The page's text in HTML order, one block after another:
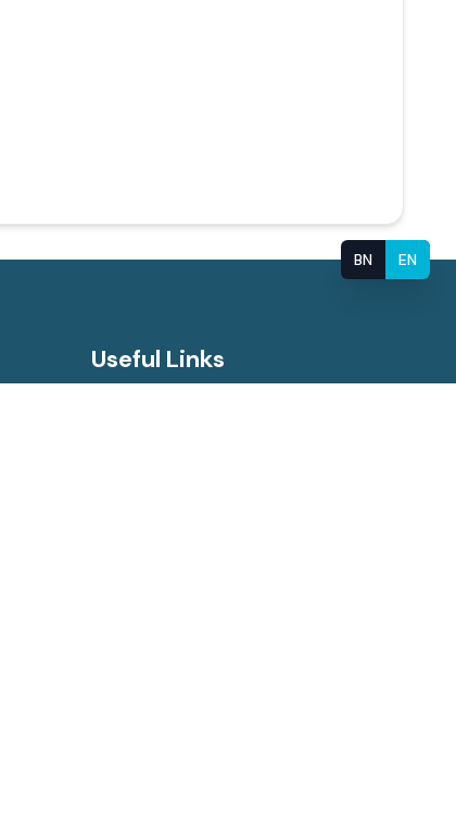
Useful Links
BN EN